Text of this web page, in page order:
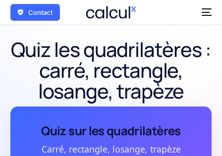
Contact
Quiz les quadrilatères :
carré, rectangle,
losange, trapèze
Quiz sur les quadrilatères
Carré, rectangle, losange, trapèze